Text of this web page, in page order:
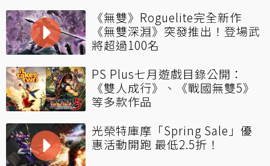
《無雙》Roguelite完全新作
《無雙深淵》突發推出！登場武
將超過100名
PS Plus七月遊戲目錄公開：
《雙人成行》、《戰國無雙5》
等多款作品
光榮特庫摩「Spring Sale」優
惠活動開跑 最低2.5折！